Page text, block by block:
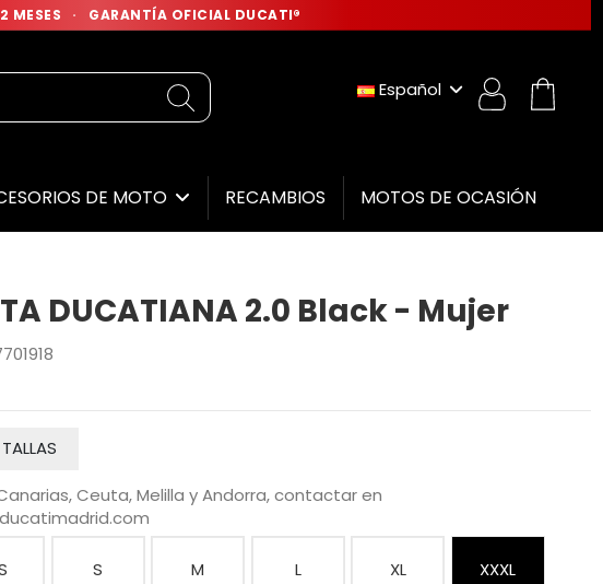
MESES · GARANTÍA OFICIAL DUCATI®
Español
DE MOTO RECAMBIOS MOTOS DE OCASIÓN
DUCATIANA 2.0 Black - Mujer
Ceuta, Melilla y Andorra, contactar en
S M L XL XXXL